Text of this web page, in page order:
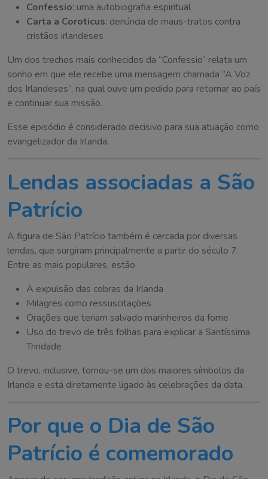
Confessio: uma autobiografia espiritual
Carta a Coroticus: denúncia de maus-tratos contra
cristãos irlandeses
Um dos trechos mais conhecidos da “Confessio” relata um
sonho em que ele recebe uma mensagem chamada “A Voz
dos Irlandeses”, na qual ouve um pedido para retornar ao país
e continuar sua missão.
Esse episódio é considerado decisivo para sua atuação como
evangelizador da Irlanda.
Lendas associadas a São
Patrício
A figura de São Patrício também é cercada por diversas
lendas, que surgiram principalmente a partir do século 7.
Entre as mais populares, estão:
A expulsão das cobras da Irlanda
Milagres como ressuscitações
Orações que teriam salvado marinheiros da fome
Uso do trevo de três folhas para explicar a Santíssima
Trindade
O trevo, inclusive, tornou-se um dos maiores símbolos da
Irlanda e está diretamente ligado às celebrações da data.
Por que o Dia de São
Patrício é comemorado